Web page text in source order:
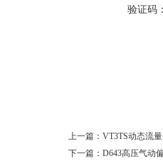
验证码
上一篇： VT3TS动态流
下一篇： D643高压气动